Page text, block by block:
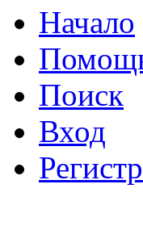
Начало
Поиск
Вход